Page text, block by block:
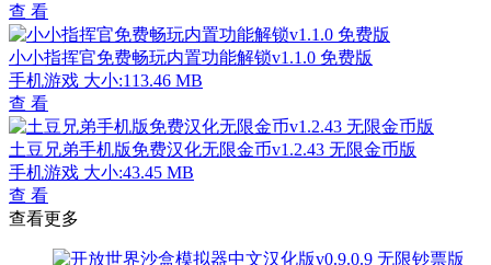
查 看
小小指挥官免费畅玩内置功能解锁v1.1.0 免费版
手机游戏 大小:113.46 MB
查 看
土豆兄弟手机版免费汉化无限金币v1.2.43 无限金币版
手机游戏 大小:43.45 MB
查 看
查看更多